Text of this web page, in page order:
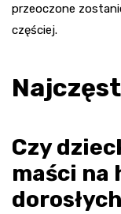
przeoczone
częściej.
Czy
maści na